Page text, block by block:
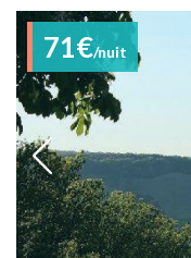
71€/nuit